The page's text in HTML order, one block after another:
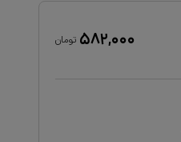
۵۸۲,۰۰۰ تومان